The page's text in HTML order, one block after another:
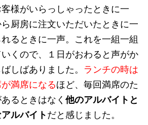
様がいらっしゃったときに一
厨房に注文いただいたときに一
るときに一声。これを一組一組
くので、１日がおわると声がか
しばありました。 ランチの時は
満席になるほど、毎回満席のた
るときはなく 他のアルバイトと
ルバイトだと感じました。